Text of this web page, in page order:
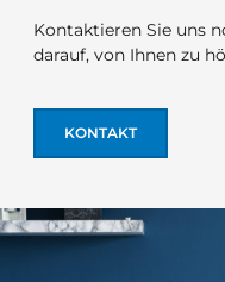
Kontaktieren Sie uns
darauf, von Ihnen zu
KONTAKT